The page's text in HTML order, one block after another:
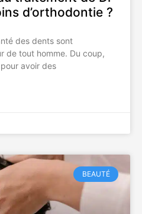
d’orthodontie ?
des dents sont
de tout homme. Du coup,
avoir des
BEAUTÉ